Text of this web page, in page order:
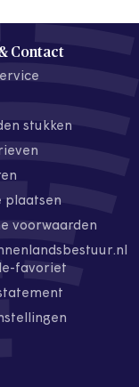
Contact
stukken
plaatsen
voorwaarden
favoriet